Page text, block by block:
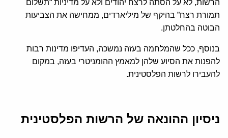
הרשות, לא על הסתה לרצח יהודים ולא על מדיניות “תשלום
תמורת רצח” בהיקף של מיליארדים, ממחישה את הצביעות
הבוטה בהחלטתן.
בנוסף, ככל שהמלחמה בעזה נמשכה, העדיפו מדינות רבות
להפנות את הסיוע שלהן למאמץ ההומניטרי בעזה, במקום
להעבירו לרשות הפלסטינית.
ניסיון ההונאה של הרשות הפלסטינית